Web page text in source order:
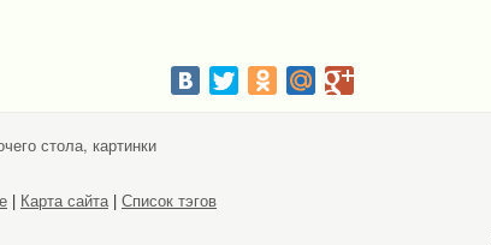
стола, картинки
| Карта сайта | Список тэгов